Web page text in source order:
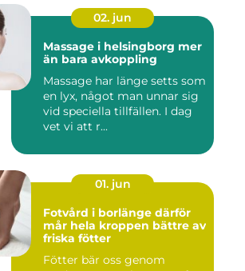
02. jun
Massage i helsingborg mer
än bara avkoppling
Massage har länge setts som
en lyx, något man unnar sig
vid speciella tillfällen. I dag
vet vi att r...
01. jun
Fotvård i borlänge därför
mår hela kroppen bättre av
friska fötter
Fötter bär oss genom